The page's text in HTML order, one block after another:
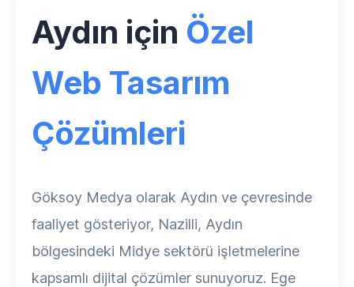
Aydın için Özel
Web Tasarım
Çözümleri
Göksoy Medya olarak Aydın ve çevresinde
faaliyet gösteriyor, Nazilli, Aydın
bölgesindeki Midye sektörü işletmelerine
kapsamlı dijital çözümler sunuyoruz. Ege